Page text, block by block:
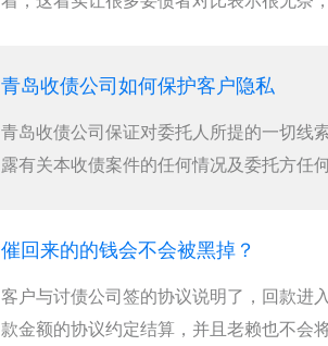
青岛收债公司如何保护客户隐私
青岛收债公司保证对委托人所提的一切线
露有关本收债案件的任何情况及委托方任
催回来的的钱会不会被黑掉？
客户与讨债公司签的协议说明了，回款进
款金额的协议约定结算，并且老赖也不会